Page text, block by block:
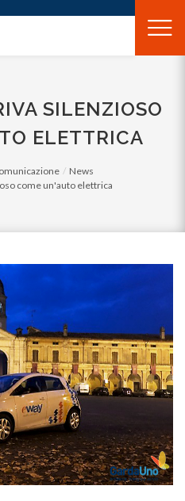
SILENZIOSO
ELETTRICA
News
come un'auto elettrica